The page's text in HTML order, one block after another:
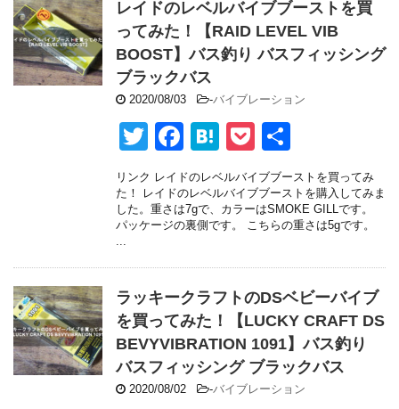
o
k
レイドのレベルバイブブーストを買
ってみた！【RAID LEVEL VIB
BOOST】バス釣り バスフィッシング
ブラックバス
2020/08/03 -バイブレーション
T
wi
tt
er
F
a
c
e
o
o
k
H
at
e
n
P
o
ck
et
有
リンク レイドのレベルバイブブーストを買ってみ
た！ レイドのレベルバイブブーストを購入してみま
した。重さは7gで、カラーはSMOKE GILLです。
パッケージの裏側です。 こちらの重さは5gです。
...
ラッキークラフトのDSベビーバイブ
を買ってみた！【LUCKY CRAFT DS
BEVYVIBRATION 1091】バス釣り
バスフィッシング ブラックバス
2020/08/02 -バイブレーション